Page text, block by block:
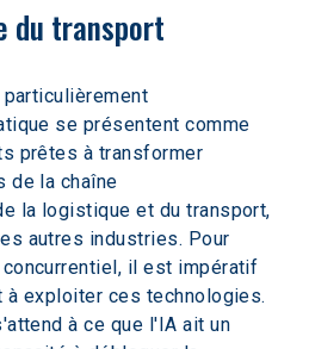
du transport
se présentent comme
prêtes à transformer
de la chaîne
la logistique et du transport,
autres industries. Pour
il est impératif
exploiter ces technologies.
à ce que l'IA ait un